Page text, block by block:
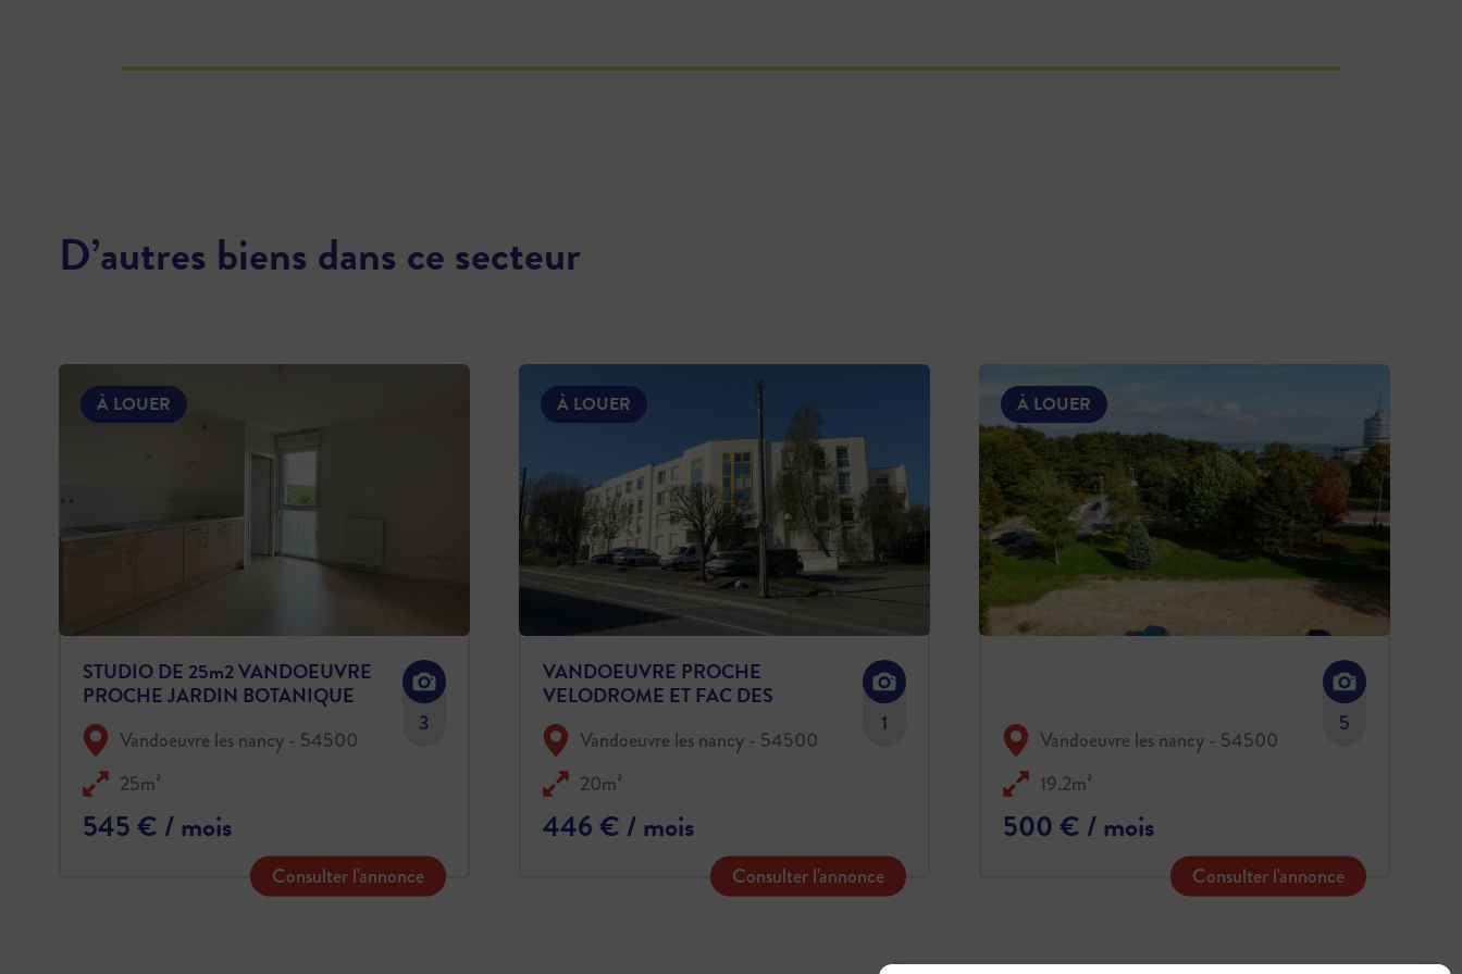
D’autres biens dans ce secteur
À LOUER
STUDIO DE 25m2 VANDOEUVRE
PROCHE JARDIN BOTANIQUE
Vandoeuvre les nancy - 54500
25m²
545 € / mois
3
Consulter l'annonce
À LOUER
VANDOEUVRE PROCHE
VELODROME ET FAC DES
SCIENCES BEAU STUDIO DE 20
M2 AVEC EMPLACEMENT DE
PARKING
Vandoeuvre les nancy - 54500
20m²
446 € / mois
1
Consulter l'annonce
À LOUER
Vandoeuvre les nancy - 54500
19.2m²
500 € / mois
5
Consulter l'annonce